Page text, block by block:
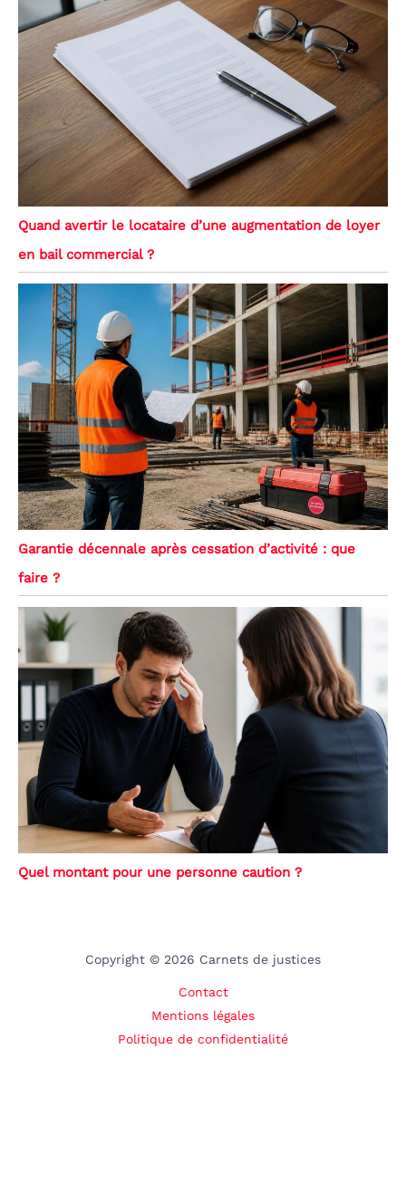
Quand avertir le locataire d’une augmentation de loyer
en bail commercial ?
Garantie décennale après cessation d’activité : que
faire ?
Quel montant pour une personne caution ?
Copyright © 2026 Carnets de justices
Contact
Mentions légales
Politique de confidentialité